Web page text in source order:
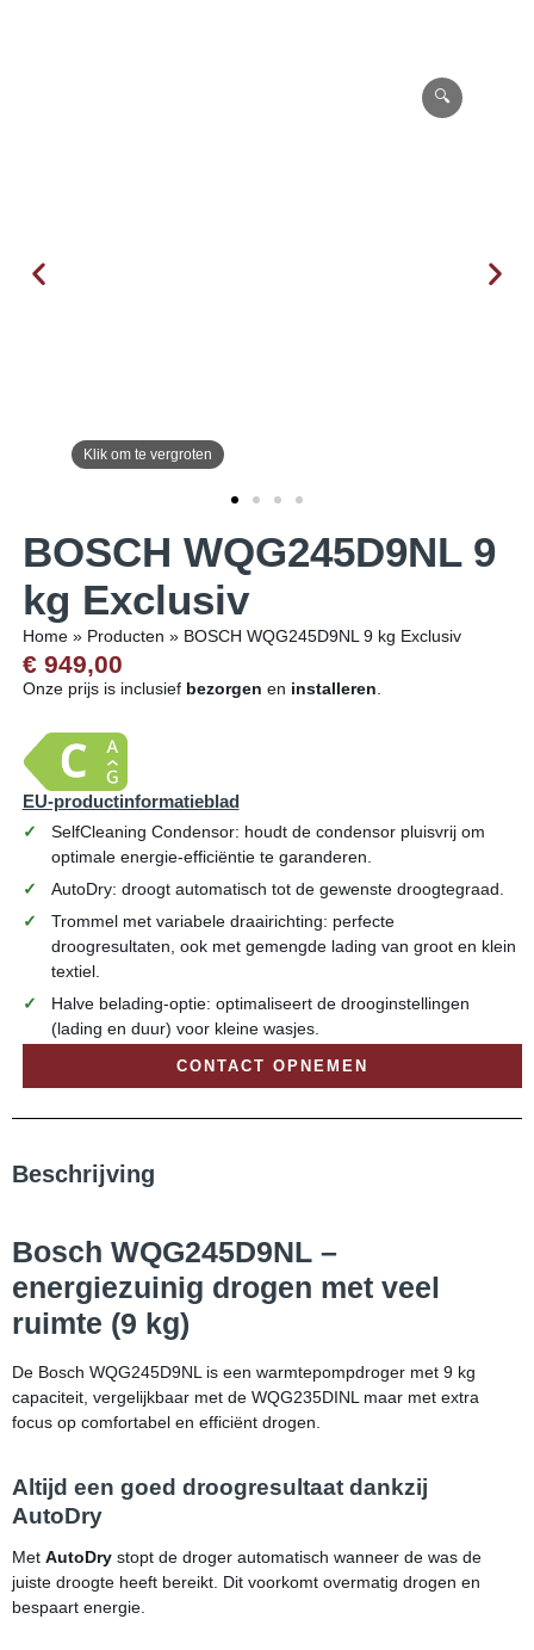
BOSCH WQG245D9NL 9
kg Exclusiv
Home» Producten » BOSCH WQG245D9NL 9 kg Exclusiv
€ 949,00
Onze prijs is inclusief bezorgen en installeren.
EU-productinformatieblad
SelfCleaning Condensor: houdt de condensor pluisvrij om
optimale energie-efficiëntie te garanderen.
AutoDry: droogt automatisch tot de gewenste droogtegraad.
Trommel met variabele draairichting: perfecte
droogresultaten, ook met gemengde lading van groot en klein
textiel.
Halve belading-optie: optimaliseert de drooginstellingen
(lading en duur) voor kleine wasjes.
CONTACT OPNEMEN
Beschrijving
Bosch WQG245D9NL –
energiezuinig drogen met veel
ruimte (9 kg)
De Bosch WQG245D9NL is een warmtepompdroger met 9 kg
capaciteit, vergelijkbaar met de WQG235DINL maar met extra
focus op comfortabel en efficiënt drogen.
Altijd een goed droogresultaat dankzij
AutoDry
Met AutoDry stopt de droger automatisch wanneer de was de
juiste droogte heeft bereikt. Dit voorkomt overmatig drogen en
bespaart energie.